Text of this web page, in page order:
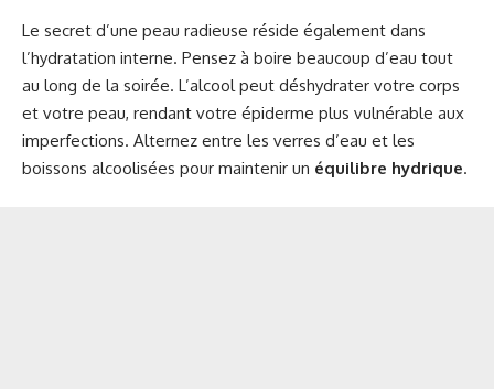
Le secret d’une peau radieuse réside également dans
l’hydratation interne. Pensez à boire beaucoup d’eau tout
au long de la soirée. L’alcool peut déshydrater votre corps
et votre peau, rendant votre épiderme plus vulnérable aux
imperfections. Alternez entre les verres d’eau et les
boissons alcoolisées pour maintenir un équilibre hydrique.